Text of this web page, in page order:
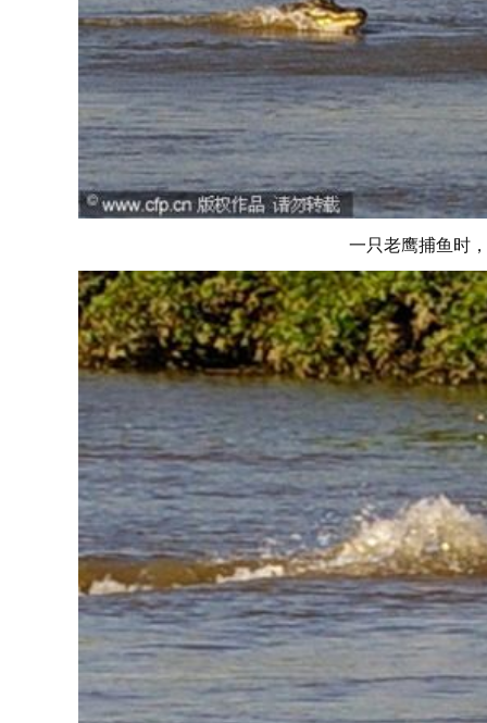
一只老鹰捕鱼时